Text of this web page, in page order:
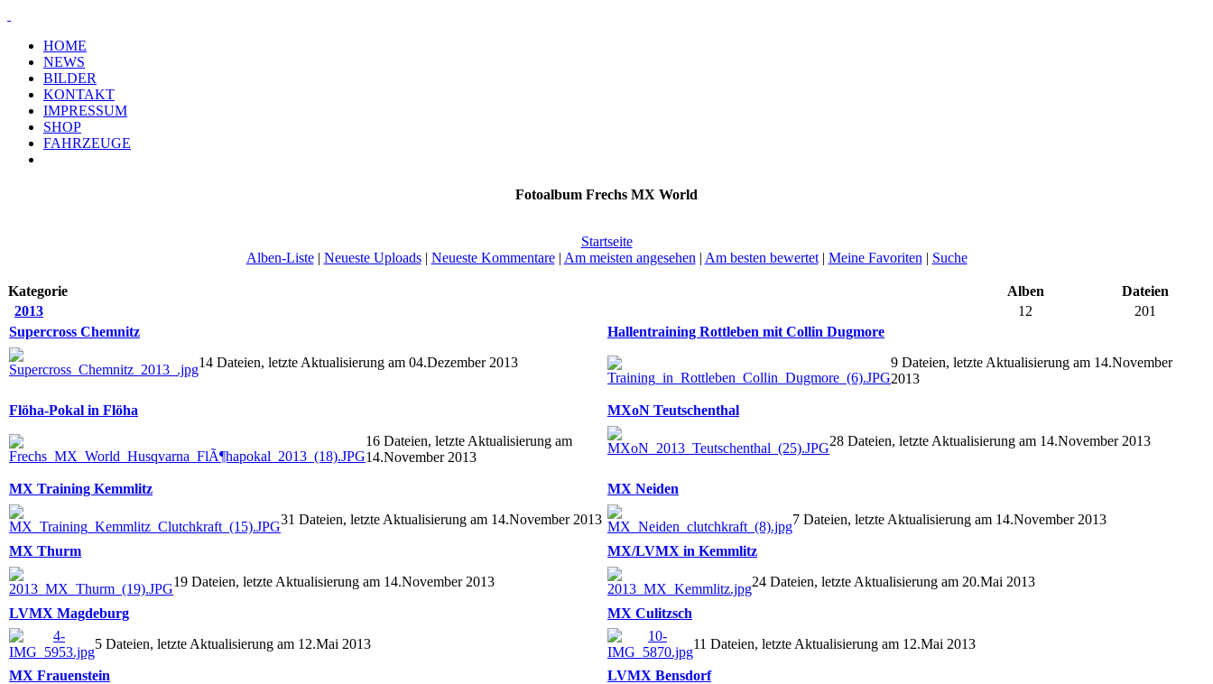
HOME
NEWS
BILDER
KONTAKT
IMPRESSUM
SHOP
FAHRZEUGE
Fotoalbum Frechs MX World
Startseite
Alben-Liste| Neueste Uploads| Neueste Kommentare| Am meisten angesehen | Am besten bewertet| Meine Favoriten | Suche
Kategorie Alben
Dateien
2013
12
201
Supercross Chemnitz
14 Dateien, letzte Aktualisierung am 04.Dezember 2013
Hallentraining Rottleben mit Collin Dugmore
9 Dateien, letzte Aktualisierung am 14.November
2013
Flöha-Pokal in Flöha
16 Dateien, letzte Aktualisierung am
14.November 2013
MXoN Teutschenthal
28 Dateien, letzte Aktualisierung am 14.November 2013
MX Training Kemmlitz
31 Dateien, letzte Aktualisierung am 14.November 2013
MX Neiden
7 Dateien, letzte Aktualisierung am 14.November 2013
MX Thurm
19 Dateien, letzte Aktualisierung am 14.November 2013
MX/LVMX in Kemmlitz
24 Dateien, letzte Aktualisierung am 20.Mai 2013
LVMX Magdeburg
5 Dateien, letzte Aktualisierung am 12.Mai 2013
MX Culitzsch
11 Dateien, letzte Aktualisierung am 12.Mai 2013
MX Frauenstein
LVMX Bensdorf